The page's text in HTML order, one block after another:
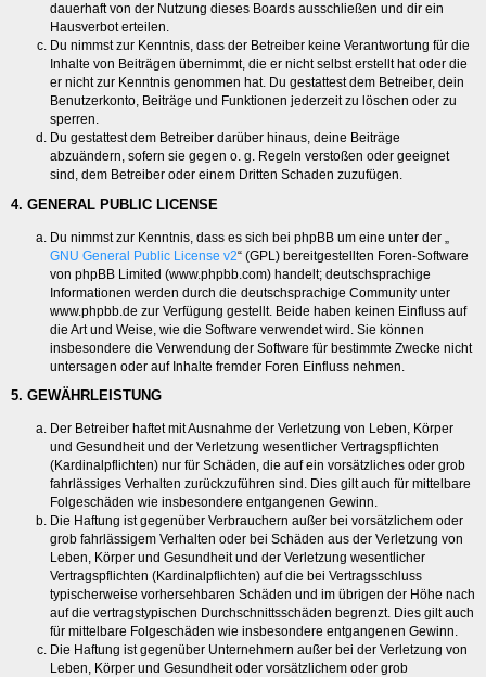
dauerhaft von der Nutzung dieses Boards ausschließen und dir ein
Hausverbot erteilen.
Du nimmst zur Kenntnis, dass der Betreiber keine Verantwortung für die
Inhalte von Beiträgen übernimmt, die er nicht selbst erstellt hat oder die
er nicht zur Kenntnis genommen hat. Du gestattest dem Betreiber, dein
Benutzerkonto, Beiträge und Funktionen jederzeit zu löschen oder zu
sperren.
Du gestattest dem Betreiber darüber hinaus, deine Beiträge
abzuändern, sofern sie gegen o. g. Regeln verstoßen oder geeignet
sind, dem Betreiber oder einem Dritten Schaden zuzufügen.
4. GENERAL PUBLIC LICENSE
Du nimmst zur Kenntnis, dass es sich bei phpBB um eine unter der „
GNU General Public License v2“ (GPL) bereitgestellten Foren-Software
von phpBB Limited (www.phpbb.com) handelt; deutschsprachige
Informationen werden durch die deutschsprachige Community unter
www.phpbb.de zur Verfügung gestellt. Beide haben keinen Einfluss auf
die Art und Weise, wie die Software verwendet wird. Sie können
insbesondere die Verwendung der Software für bestimmte Zwecke nicht
untersagen oder auf Inhalte fremder Foren Einfluss nehmen.
5. GEWÄHRLEISTUNG
Der Betreiber haftet mit Ausnahme der Verletzung von Leben, Körper
und Gesundheit und der Verletzung wesentlicher Vertragspflichten
(Kardinalpflichten) nur für Schäden, die auf ein vorsätzliches oder grob
fahrlässiges Verhalten zurückzuführen sind. Dies gilt auch für mittelbare
Folgeschäden wie insbesondere entgangenen Gewinn.
Die Haftung ist gegenüber Verbrauchern außer bei vorsätzlichem oder
grob fahrlässigem Verhalten oder bei Schäden aus der Verletzung von
Leben, Körper und Gesundheit und der Verletzung wesentlicher
Vertragspflichten (Kardinalpflichten) auf die bei Vertragsschluss
typischerweise vorhersehbaren Schäden und im übrigen der Höhe nach
auf die vertragstypischen Durchschnittsschäden begrenzt. Dies gilt auch
für mittelbare Folgeschäden wie insbesondere entgangenen Gewinn.
Die Haftung ist gegenüber Unternehmern außer bei der Verletzung von
Leben, Körper und Gesundheit oder vorsätzlichem oder grob